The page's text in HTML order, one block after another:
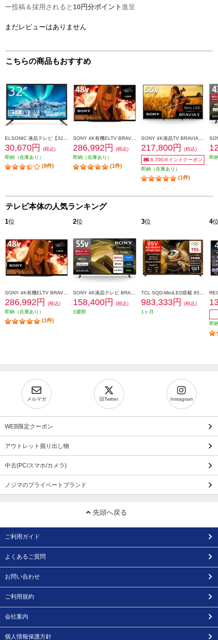
ー投稿＆採用されると 10円分ポイント進呈
まだレビューはありません
こちらの商品もおすすめ
30,670円
(税込)
即納（在庫あり）
(8件)
286,992円
(税込)
即納（在庫あり）
(1件)
217,800円
(税込)
6,700ポイントクーポン
即納（在庫あり）
(1件)
即
テレビ本体の人気ランキング
1位
286,992円
(税込)
即納（在庫あり）
(1件)
2位
158,400円
(税込)
3週間
3位
983,333円
(税込)
1ヶ月
4
即
メルマガ 旧Twitter Instagram
WEB限定クーポン
アウトレット掘り出し物
中古(PC/スマホ/カメラ)
ノジマのプライベートブランド
先頭へ戻る
ご利用ガイド
よくあるご質問
お問い合わせ
ご利用規約
会社案内
個人情報保護方針